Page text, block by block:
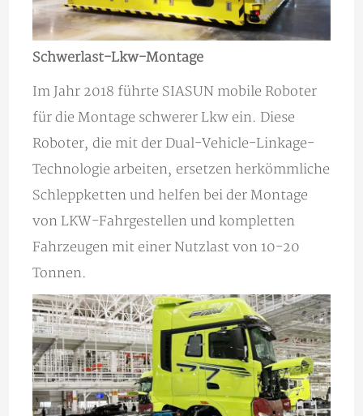
Schwerlast-Lkw-Montage
Im Jahr 2018 führte SIASUN mobile Roboter
für die Montage schwerer Lkw ein. Diese
Roboter, die mit der Dual-Vehicle-Linkage-
Technologie arbeiten, ersetzen herkömmliche
Schleppketten und helfen bei der Montage
von LKW-Fahrgestellen und kompletten
Fahrzeugen mit einer Nutzlast von 10-20
Tonnen.